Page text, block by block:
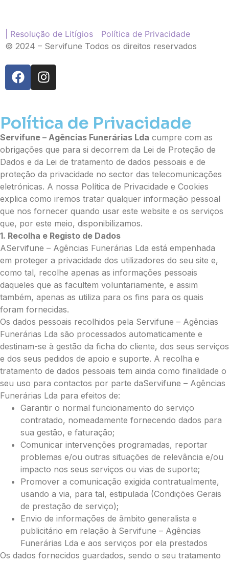
| Resolução de Litígios
Política de Privacidade
© 2024 – Servifune Todos os direitos reservados
Pague já com PayPal
Envie Flores
Maria Odete da Conceição Avelar
Política de Privacidade
Servifune – Agências Funerárias Lda cumpre com as
obrigações que para si decorrem da Lei de Proteção de
Dados e da Lei de tratamento de dados pessoais e de
proteção da privacidade no sector das telecomunicações
eletrónicas. A nossa Política de Privacidade e Cookies
explica como iremos tratar qualquer informação pessoal
que nos fornecer quando usar este website e os serviços
que, por este meio, disponibilizamos.
1. Recolha e Registo de Dados
AServifune – Agências Funerárias Lda está empenhada
em proteger a privacidade dos utilizadores do seu site e,
como tal, recolhe apenas as informações pessoais
daqueles que as facultem voluntariamente, e assim
também, apenas as utiliza para os fins para os quais
foram fornecidas.
Os dados pessoais recolhidos pela Servifune – Agências
Funerárias Lda são processados automaticamente e
destinam-se à gestão da ficha do cliente, dos seus serviços
e dos seus pedidos de apoio e suporte. A recolha e
tratamento de dados pessoais tem ainda como finalidade o
seu uso para contactos por parte daServifune – Agências
Funerárias Lda para efeitos de:
Garantir o normal funcionamento do serviço
contratado, nomeadamente fornecendo dados para
sua gestão, e faturação;
Comunicar intervenções programadas, reportar
problemas e/ou outras situações de relevância e/ou
impacto nos seus serviços ou vias de suporte;
Promover a comunicação exigida contratualmente,
usando a via, para tal, estipulada (Condições Gerais
de prestação de serviço);
Envio de informações de âmbito generalista e
publicitário em relação à Servifune – Agências
Funerárias Lda e aos serviços por ela prestados
Os dados fornecidos guardados, sendo o seu tratamento